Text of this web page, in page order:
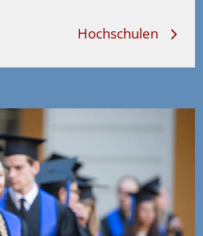
Hochschulen